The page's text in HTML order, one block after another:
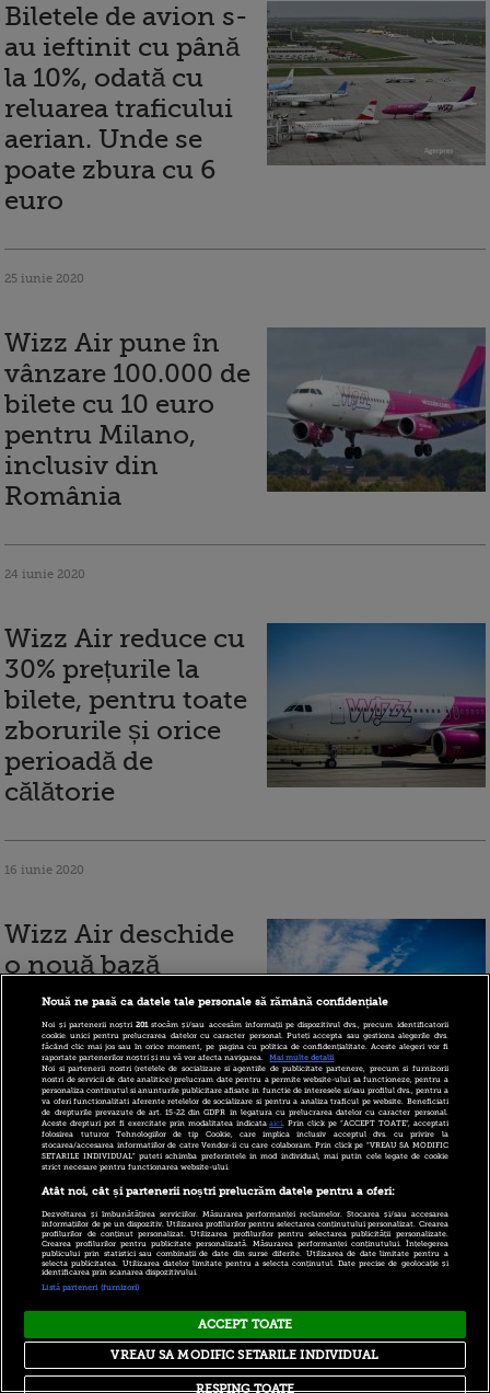
Biletele de avion s-
au ieftinit cu până
la 10%, odată cu
reluarea traficului
aerian. Unde se
poate zbura cu 6
euro
25 iunie 2020
Wizz Air pune în
vânzare 100.000 de
bilete cu 10 euro
pentru Milano,
inclusiv din
România
24 iunie 2020
Wizz Air reduce cu
30% prețurile la
bilete, pentru toate
zborurile și orice
perioadă de
călătorie
16 iunie 2020
Wizz Air deschide
o nouă bază
operaţională în
România, aduce
două aeronave
Airbus A320 și
lansează 12 rute noi. Cât costă
biletele
9 iunie 2020
Operatorul olandez
KLM reia 3.000 de
zboruri în iulie.
Ruta Bucureşti -
Nouă ne pasă ca datele tale personale să rămână confidențiale
Noi și partenerii noștri201stocăm și/sau accesăm informații pe dispozitivul dvs., precum identificatorii
cookie unici pentru prelucrarea datelor cu caracter personal. Puteți accepta sau gestiona alegerile dvs.
făcând clic mai jos sau în orice moment, pe pagina cu politica de confidențialitate. Aceste alegeri vor fi
raportate partenerilor noștri și nu vă vor afecta navigarea.
Mai multe detalii
Noi si partenerii nostri (retelele de socializare si agentiile de publicitate partenere, precum si furnizorii
nostri de servicii de date analitice) prelucram date pentru a permite website-ului sa functioneze, pentru a
personaliza continutul si anunturile publicitare afisate in functie de interesele si/sau profilul dvs., pentru a
va oferi functionalitati aferente retelelor de socializare si pentru a analiza traficul pe website. Beneficiati
de drepturile prevazute de art. 15-22 din GDPR in legatura cu prelucrarea datelor cu caracter personal.
Aceste drepturi pot fi exercitate prin modalitatea indicataaici. Prin click pe “ACCEPT TOATE”, acceptati
folosirea tuturor Tehnologiilor de tip Cookie, care implica inclusiv acceptul dvs. cu privire la
stocarea/accesarea informatiilor de catre Vendor-ii cu care colaboram. Prin click pe “VREAU SA MODIFIC
SETARILE INDIVIDUAL” puteti schimba preferintele in mod individual, mai putin cele legate de cookie
strict necesare pentru functionarea website-ului.
Atât noi, cât și partenerii noștri prelucrăm datele pentru a oferi:
Dezvoltarea și îmbunătățirea serviciilor. Măsurarea performanței reclamelor. Stocarea și/sau accesarea
informațiilor de pe un dispozitiv. Utilizarea profilurilor pentru selectarea conținutului personalizat. Crearea
profilurilor de conținut personalizat. Utilizarea profilurilor pentru selectarea publicității personalizate.
Crearea profilurilor pentru publicitate personalizată. Măsurarea performanței conținutului. Înțelegerea
publicului prin statistici sau combinații de date din surse diferite. Utilizarea de date limitate pentru a
selecta publicitatea. Utilizarea datelor limitate pentru a selecta conținutul. Date precise de geolocație și
identificarea prin scanarea dispozitivului.
Listă parteneri (furnizori)
ACCEPT TOATE
RESPING TOATE
VREAU SA MODIFIC SETARILE INDIVIDUAL